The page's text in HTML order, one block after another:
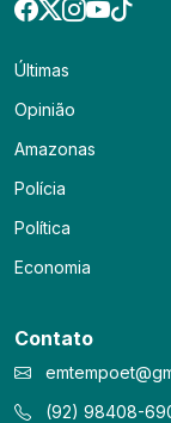
Últimas
Opinião
Amazonas
Polícia
Política
Economia
Contato
(92) 98408-